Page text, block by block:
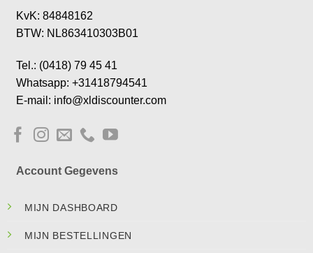
KvK: 84848162
BTW: NL863410303B01
Tel.: (0418) 79 45 41
Whatsapp: +31418794541
E-mail: info@xldiscounter.com
Account Gegevens
MIJN DASHBOARD
MIJN BESTELLINGEN